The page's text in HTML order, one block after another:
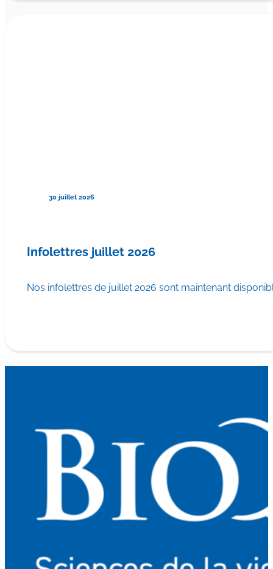
30 juillet 2026
Infolettres juillet 2026
Nos infolettres de juillet 2026 sont maintenant